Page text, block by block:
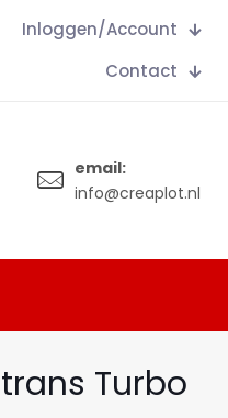
Inloggen/Account
Contact
email:
info@creaplot.nl
Turbo